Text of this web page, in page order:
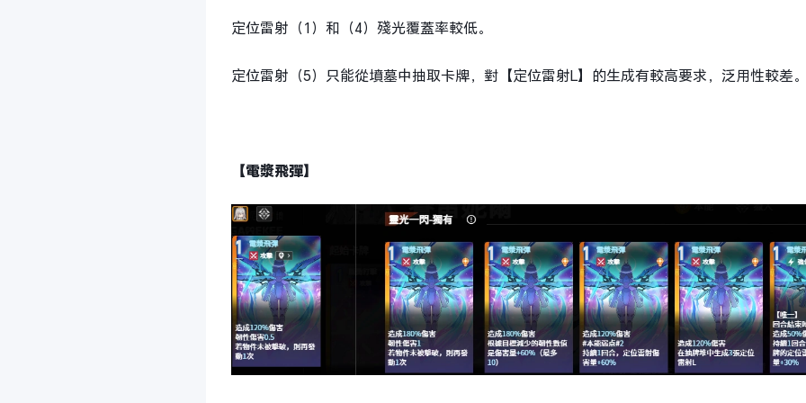
定位雷射（1）和（4）殘光覆蓋率較低。
定位雷射（5）只能從墳墓中抽取卡牌，對【定位雷射L】的生成有較高要求，泛用性較差
【電漿飛彈】